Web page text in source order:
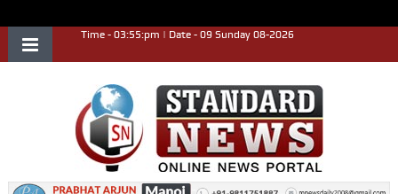
Time - 03:55:pm | Date - 09 Sunday 08-2026